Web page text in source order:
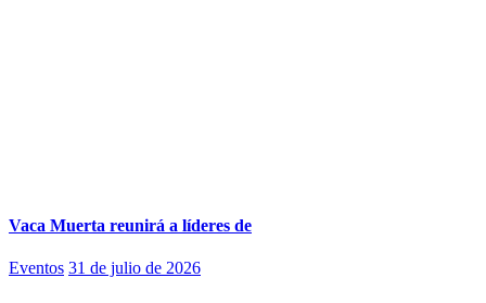
Vaca Muerta reunirá a líderes de
Eventos 31 de julio de 2026